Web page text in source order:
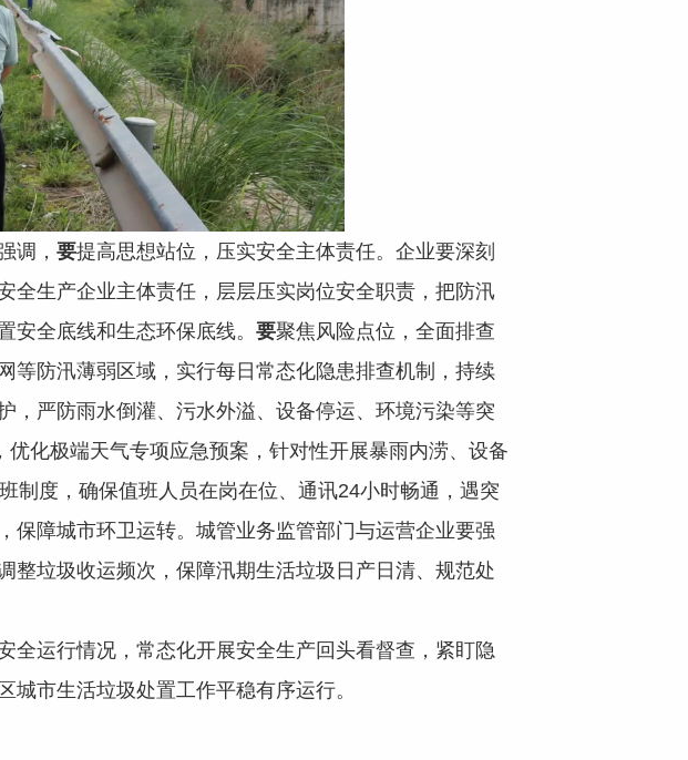
调， 要提高思想站位，压实安全主体责任。企业要深刻
全生产企业主体责任，层层压实岗位安全职责，把防汛
全底线和生态环保底线。 要聚焦风险点位，全面排查
等防汛薄弱区域，实行每日常态化隐患排查机制，持续
，严防雨水倒灌、污水外溢、设备停运、环境污染等突
化极端天气专项应急预案，针对性开展暴雨内涝、设备
制度，确保值班人员在岗在位、通讯24小时畅通，遇突
保障城市环卫运转。城管业务监管部门与运营企业要强
整垃圾收运频次，保障汛期生活垃圾日产日清、规范处
全运行情况，常态化开展安全生产回头看督查，紧盯隐
市生活垃圾处置工作平稳有序运行。